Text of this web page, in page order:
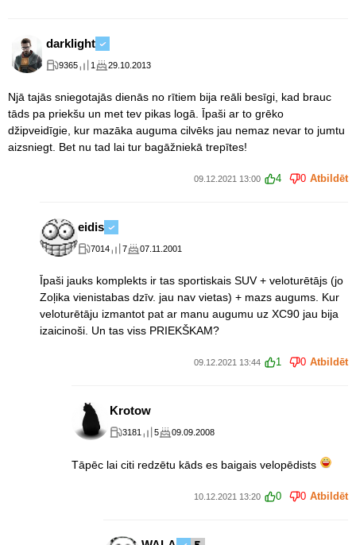
darklight
9365 1 29.10.2013
Njā tajās sniegotajās dienās no rītiem bija reāli besīgi, kad brauc
tāds pa priekšu un met tev pikas logā. Īpaši ar to grēko
džipveidīgie, kur mazāka auguma cilvēks jau nemaz nevar to jumtu
aizsniegt. Bet nu tad lai tur bagāžniekā trepītes!
09.12.2021 13:00 4 0 Atbildēt
eidis
7014 7 07.11.2001
Īpaši jauks komplekts ir tas sportiskais SUV + veloturētājs (jo
Zoļika vienistabas dzīv. jau nav vietas) + mazs augums. Kur
veloturētāju izmantot pat ar manu augumu uz XC90 jau bija
izaicinoši. Un tas viss PRIEKŠKAM?
09.12.2021 13:44 1 0 Atbildēt
Krotow
3181 5 09.09.2008
Tāpēc lai citi redzētu kāds es baigais velopēdists
10.12.2021 13:20 0 0 Atbildēt